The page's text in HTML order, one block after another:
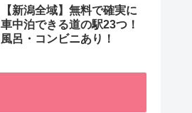
【新潟全域】無料で確実に
車中泊できる道の駅23つ！
風呂・コンビニあり！